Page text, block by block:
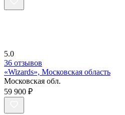
5.0
36 отзывов
«Wizards», Московская область
Московская обл.
59 900 ₽